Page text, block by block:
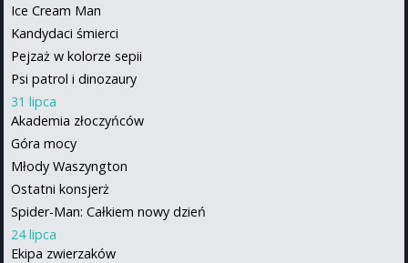
Ice Cream Man
Kandydaci śmierci
Pejzaż w kolorze sepii
Psi patrol i dinozaury
31 lipca
Akademia złoczyńców
Góra mocy
Młody Waszyngton
Ostatni konsjerż
Spider-Man: Całkiem nowy dzień
24 lipca
Ekipa zwierzaków